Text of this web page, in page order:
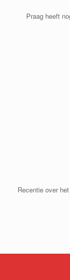
Praag heeft
Recentie over